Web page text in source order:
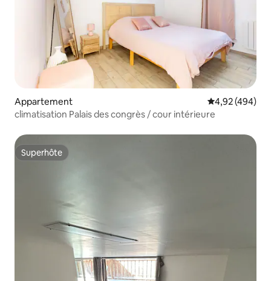
Appartement Évaluation
4,92 (494)
climatisation Palais des congrès / cour intérieure
Superhôte
Superhôte